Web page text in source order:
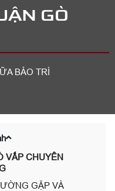
GÒ
BẢO TRÌ
VẤP CHUYÊN
GẶP VÀ